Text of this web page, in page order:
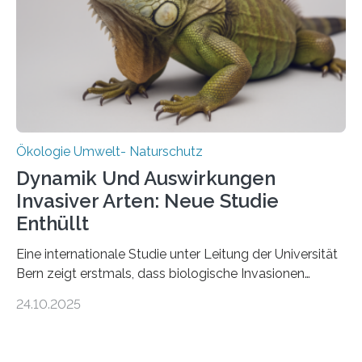
über Deutschlands Moorböden. Eingerichtet wurden sie
in den vergangenen fünf Jahren von
Wissenschaftlerinnen und Wissenschaftlern des
Thünen-Instituts für Agrarklimaschutz…
Ökologie Umwelt- Naturschutz
Dynamik Und Auswirkungen
Invasiver Arten: Neue Studie
Enthüllt
Eine internationale Studie unter Leitung der Universität
Bern zeigt erstmals, dass biologische Invasionen
Einige Auswirkungen, insbesondere der durch invasive
24.10.2025